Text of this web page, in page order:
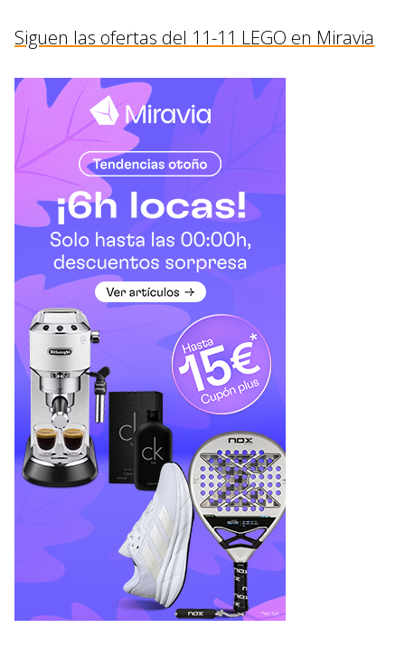
Siguen las ofertas del 11-11 LEGO en Miravia